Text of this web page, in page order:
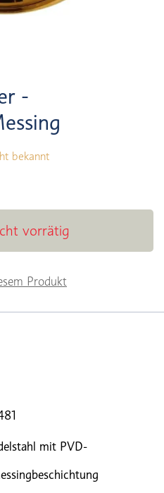
-
bekannt
vorrätig
Produkt
mit PVD-